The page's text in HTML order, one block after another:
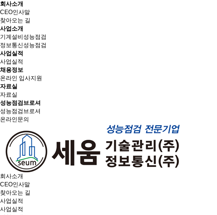
회사소개
CEO인사말
찾아오는 길
사업소개
기계설비성능점검
정보통신성능점검
사업실적
사업실적
채용정보
온라인 입사지원
자료실
자료실
성능점검브로셔
성능점검브로셔
온라인문의
회사소개
CEO인사말
찾아오는 길
사업실적
사업실적